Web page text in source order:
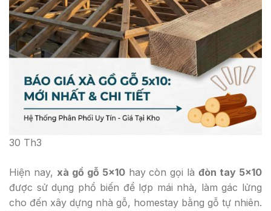
30 Th3
Hiện nay, xà gồ gỗ 5×10hay còn gọi làđòn tay 5×10
được sử dụng phổ biến để lợp mái nhà, làm gác lửng
cho đến xây dựng nhà gỗ, homestay bằng gỗ tự nhiên.